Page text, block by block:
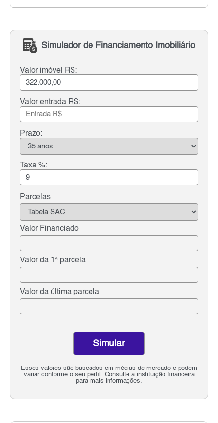
Simulador de Financiamento Imobiliário
Valor imóvel R$:
Valor entrada R$:
Prazo:
Taxa %:
Parcelas
Valor Financiado
Valor da 1ª parcela
Valor da última parcela
Esses valores são baseados em médias de mercado e podem
variar conforme o seu perfil. Consulte a instituição financeira
para mais informações.
Simular